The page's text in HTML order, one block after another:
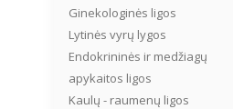
Ginekologinės ligos
Lytinės vyrų lygos
Endokrininės ir medžiagų
apykaitos ligos
Kaulų - raumenų ligos